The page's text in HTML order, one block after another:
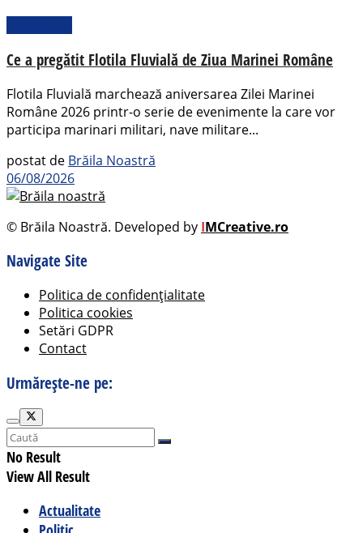
Ce a pregătit Flotila Fluvială de Ziua Marinei Române
Flotila Fluvială marchează aniversarea Zilei Marinei
Române 2026 printr-o serie de evenimente la care vor
participa marinari militari, nave militare...
postat de Brăila Noastră
06/08/2026
© Brăila Noastră. Developed by IMCreative.ro
Navigate Site
Politica de confidențialitate
Politica cookies
Setări GDPR
Contact
Urmărește-ne pe:
No Result
View All Result
Actualitate